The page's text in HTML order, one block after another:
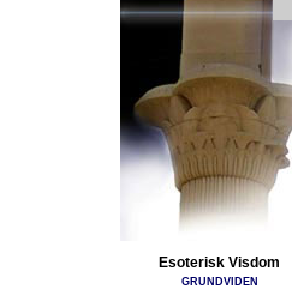
Esoterisk Visdom
GRUNDVIDEN